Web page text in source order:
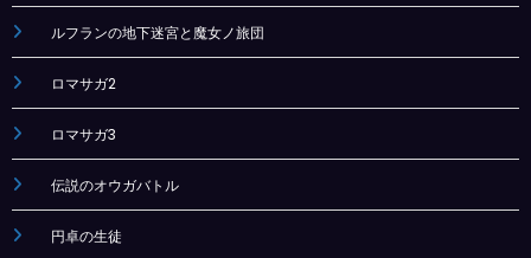
ルフランの地下迷宮と魔女ノ旅団
ロマサガ2
ロマサガ3
伝説のオウガバトル
円卓の生徒